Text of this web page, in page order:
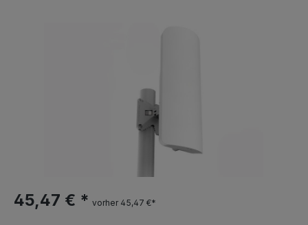
45,47 € * vorher 45,47 €*